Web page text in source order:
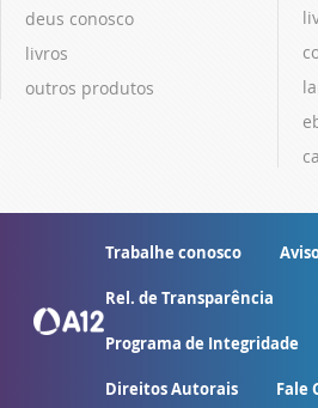
deus conosco
livros
outros produtos
Trabalhe conosco
Rel. de Transparência
Programa de Integridade
Direitos Autorais Fale